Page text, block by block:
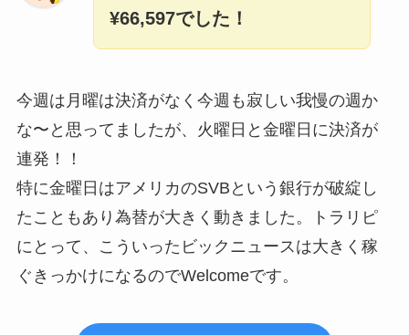
¥66,597でした！
今週は月曜は決済がなく今週も寂しい我慢の週か
な〜と思ってましたが、火曜日と金曜日に決済が
連発！！
特に金曜日はアメリカのSVBという銀行が破綻し
たこともあり為替が大きく動きました。トラリピ
にとって、こういったビックニュースは大きく稼
ぐきっかけになるのでWelcomeです。